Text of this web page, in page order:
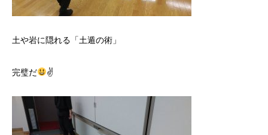
土や岩に隠れる「土遁の術」
完璧だ ✌